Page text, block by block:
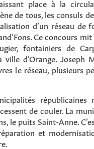
place à la
de tous, les consuls
d’un réseau de
Ce concours
fontainiers de
d’Orange. Joseph
le réseau, plusieurs
républicaines
de couler. La
le puits Saint-Anne.
et